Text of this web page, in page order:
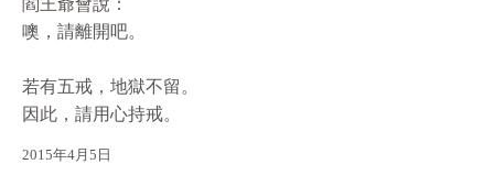
閻王爺會說：
噢，請離開吧。
若有五戒，地獄不留。
因此，請用心持戒。
2015年4月5日